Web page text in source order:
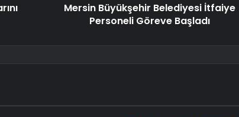
Mersin Büyükşehir Belediyesi İtfaiye
Personeli Göreve Başladı